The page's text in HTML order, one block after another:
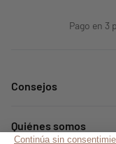
Pago en 3
Consejos
Quiénes somos